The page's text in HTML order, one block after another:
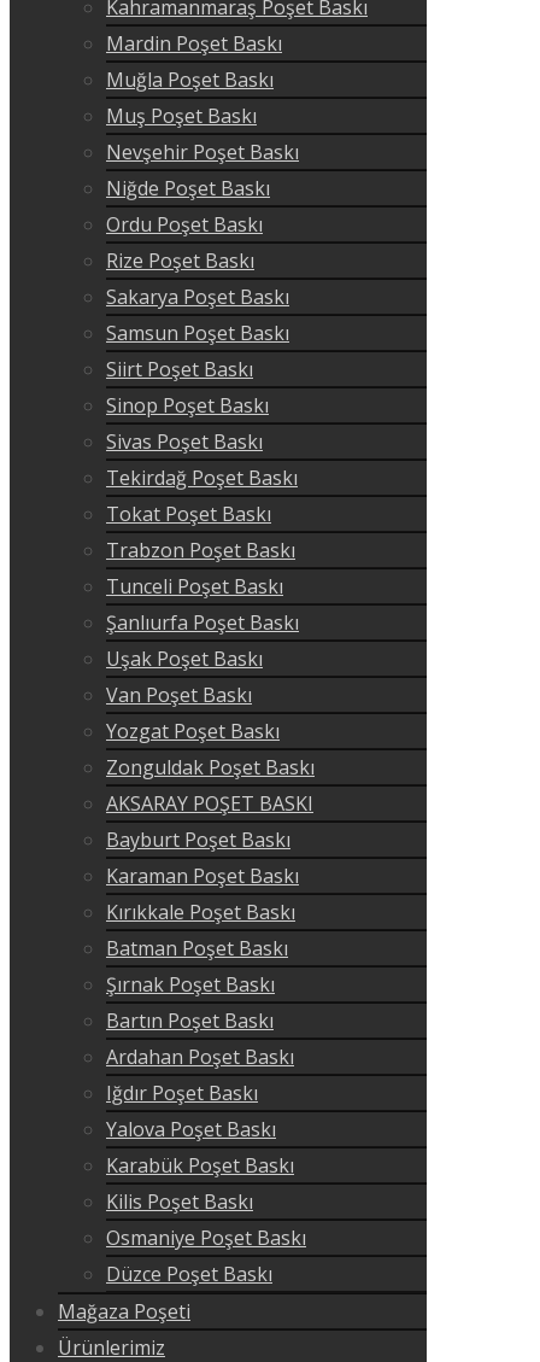
Kahramanmaraş Poşet Baskı
Mardin Poşet Baskı
Muğla Poşet Baskı
Muş Poşet Baskı
Nevşehir Poşet Baskı
Niğde Poşet Baskı
Ordu Poşet Baskı
Rize Poşet Baskı
Sakarya Poşet Baskı
Samsun Poşet Baskı
Siirt Poşet Baskı
Sinop Poşet Baskı
Sivas Poşet Baskı
Tekirdağ Poşet Baskı
Tokat Poşet Baskı
Trabzon Poşet Baskı
Tunceli Poşet Baskı
Şanlıurfa Poşet Baskı
Uşak Poşet Baskı
Van Poşet Baskı
Yozgat Poşet Baskı
Zonguldak Poşet Baskı
AKSARAY POŞET BASKI
Bayburt Poşet Baskı
Karaman Poşet Baskı
Kırıkkale Poşet Baskı
Batman Poşet Baskı
Şırnak Poşet Baskı
Bartın Poşet Baskı
Ardahan Poşet Baskı
Iğdır Poşet Baskı
Yalova Poşet Baskı
Karabük Poşet Baskı
Kilis Poşet Baskı
Osmaniye Poşet Baskı
Düzce Poşet Baskı
Mağaza Poşeti
Ürünlerimiz